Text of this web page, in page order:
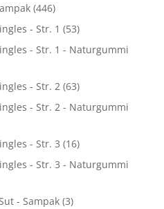
(446)
- Str. 1 (53)
- Str. 1 - Naturgummi
- Str. 2 (63)
- Str. 2 - Naturgummi
- Str. 3 (16)
- Str. 3 - Naturgummi
- Sampak (3)